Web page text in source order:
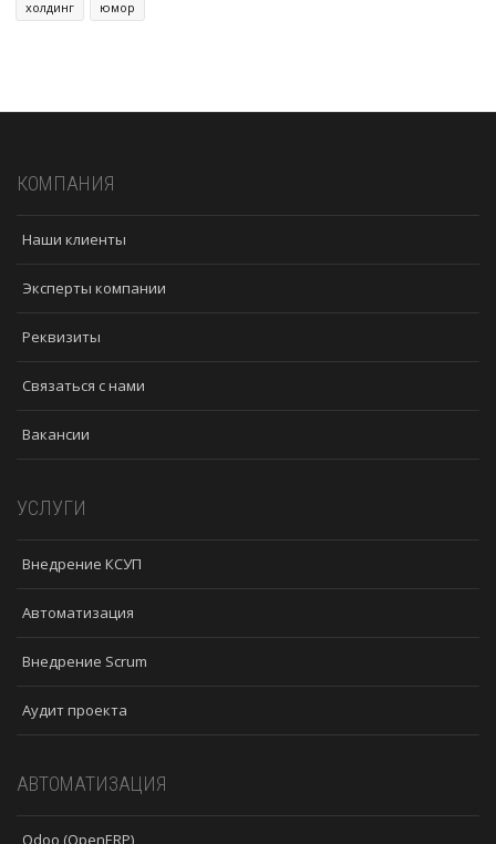
холдинг
юмор
КОМПАНИЯ
Наши клиенты
Эксперты компании
Реквизиты
Связаться с нами
Вакансии
УСЛУГИ
Внедрение КСУП
Автоматизация
Внедрение Scrum
Аудит проекта
АВТОМАТИЗАЦИЯ
Odoo (OpenERP)